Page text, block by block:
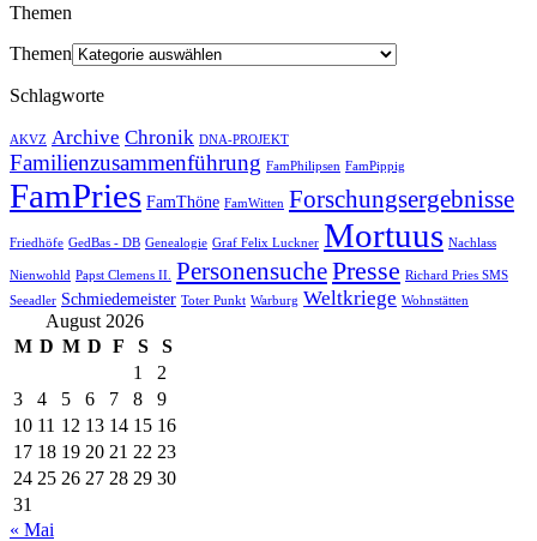
Themen
Themen
Schlagworte
AKVZ Archive Chronik DNA-PROJEKT
Familienzusammenführung FamPhilipsen FamPippig
FamPries FamThöne FamWitten Forschungsergebnisse
Friedhöfe GedBas - DB Genealogie Graf Felix Luckner Mortuus Nachlass
Nienwohld Papst Clemens II. PersonensuchePresse Richard Pries SMS
Seeadler Schmiedemeister Toter Punkt Warburg Weltkriege Wohnstätten
August 2026
M D M D F S
S
1
2
3
4 5 6 7 8
9
10 11 12 13 14 15 16
17 18 19 20 21 22 23
24 25 26 27 28 29 30
31
« Mai